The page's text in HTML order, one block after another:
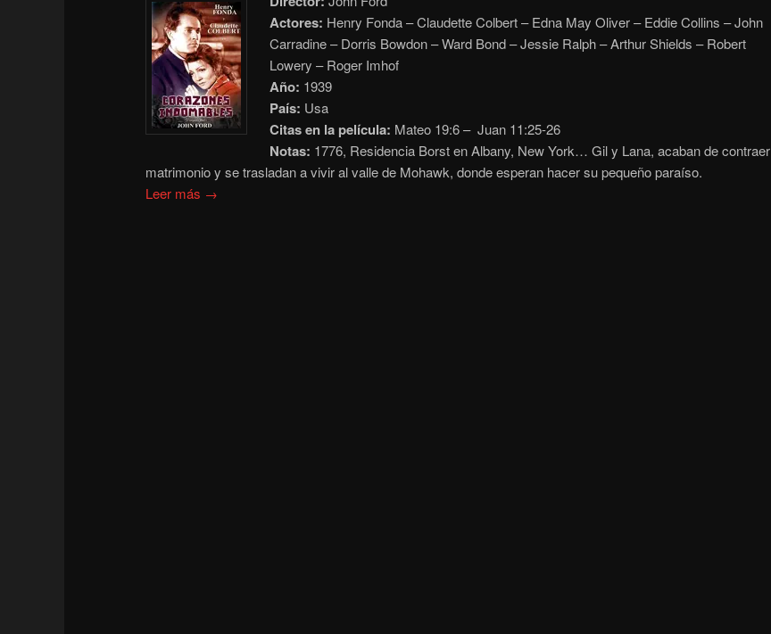
Actores: Henry Fonda – Claudette Colbert – Edna May Oliver – Eddie Collins – John
Carradine – Dorris Bowdon – Ward Bond – Jessie Ralph – Arthur Shields – Robert
Lowery – Roger Imhof
Año: 1939
País: Usa
Citas en la película: Mateo 19:6 – Juan 11:25-26
Notas: 1776, Residencia Borst en Albany, New York… Gil y Lana, acaban de contraer
matrimonio y se trasladan a vivir al valle de Mohawk, donde esperan hacer su pequeño paraíso.
Leer más →